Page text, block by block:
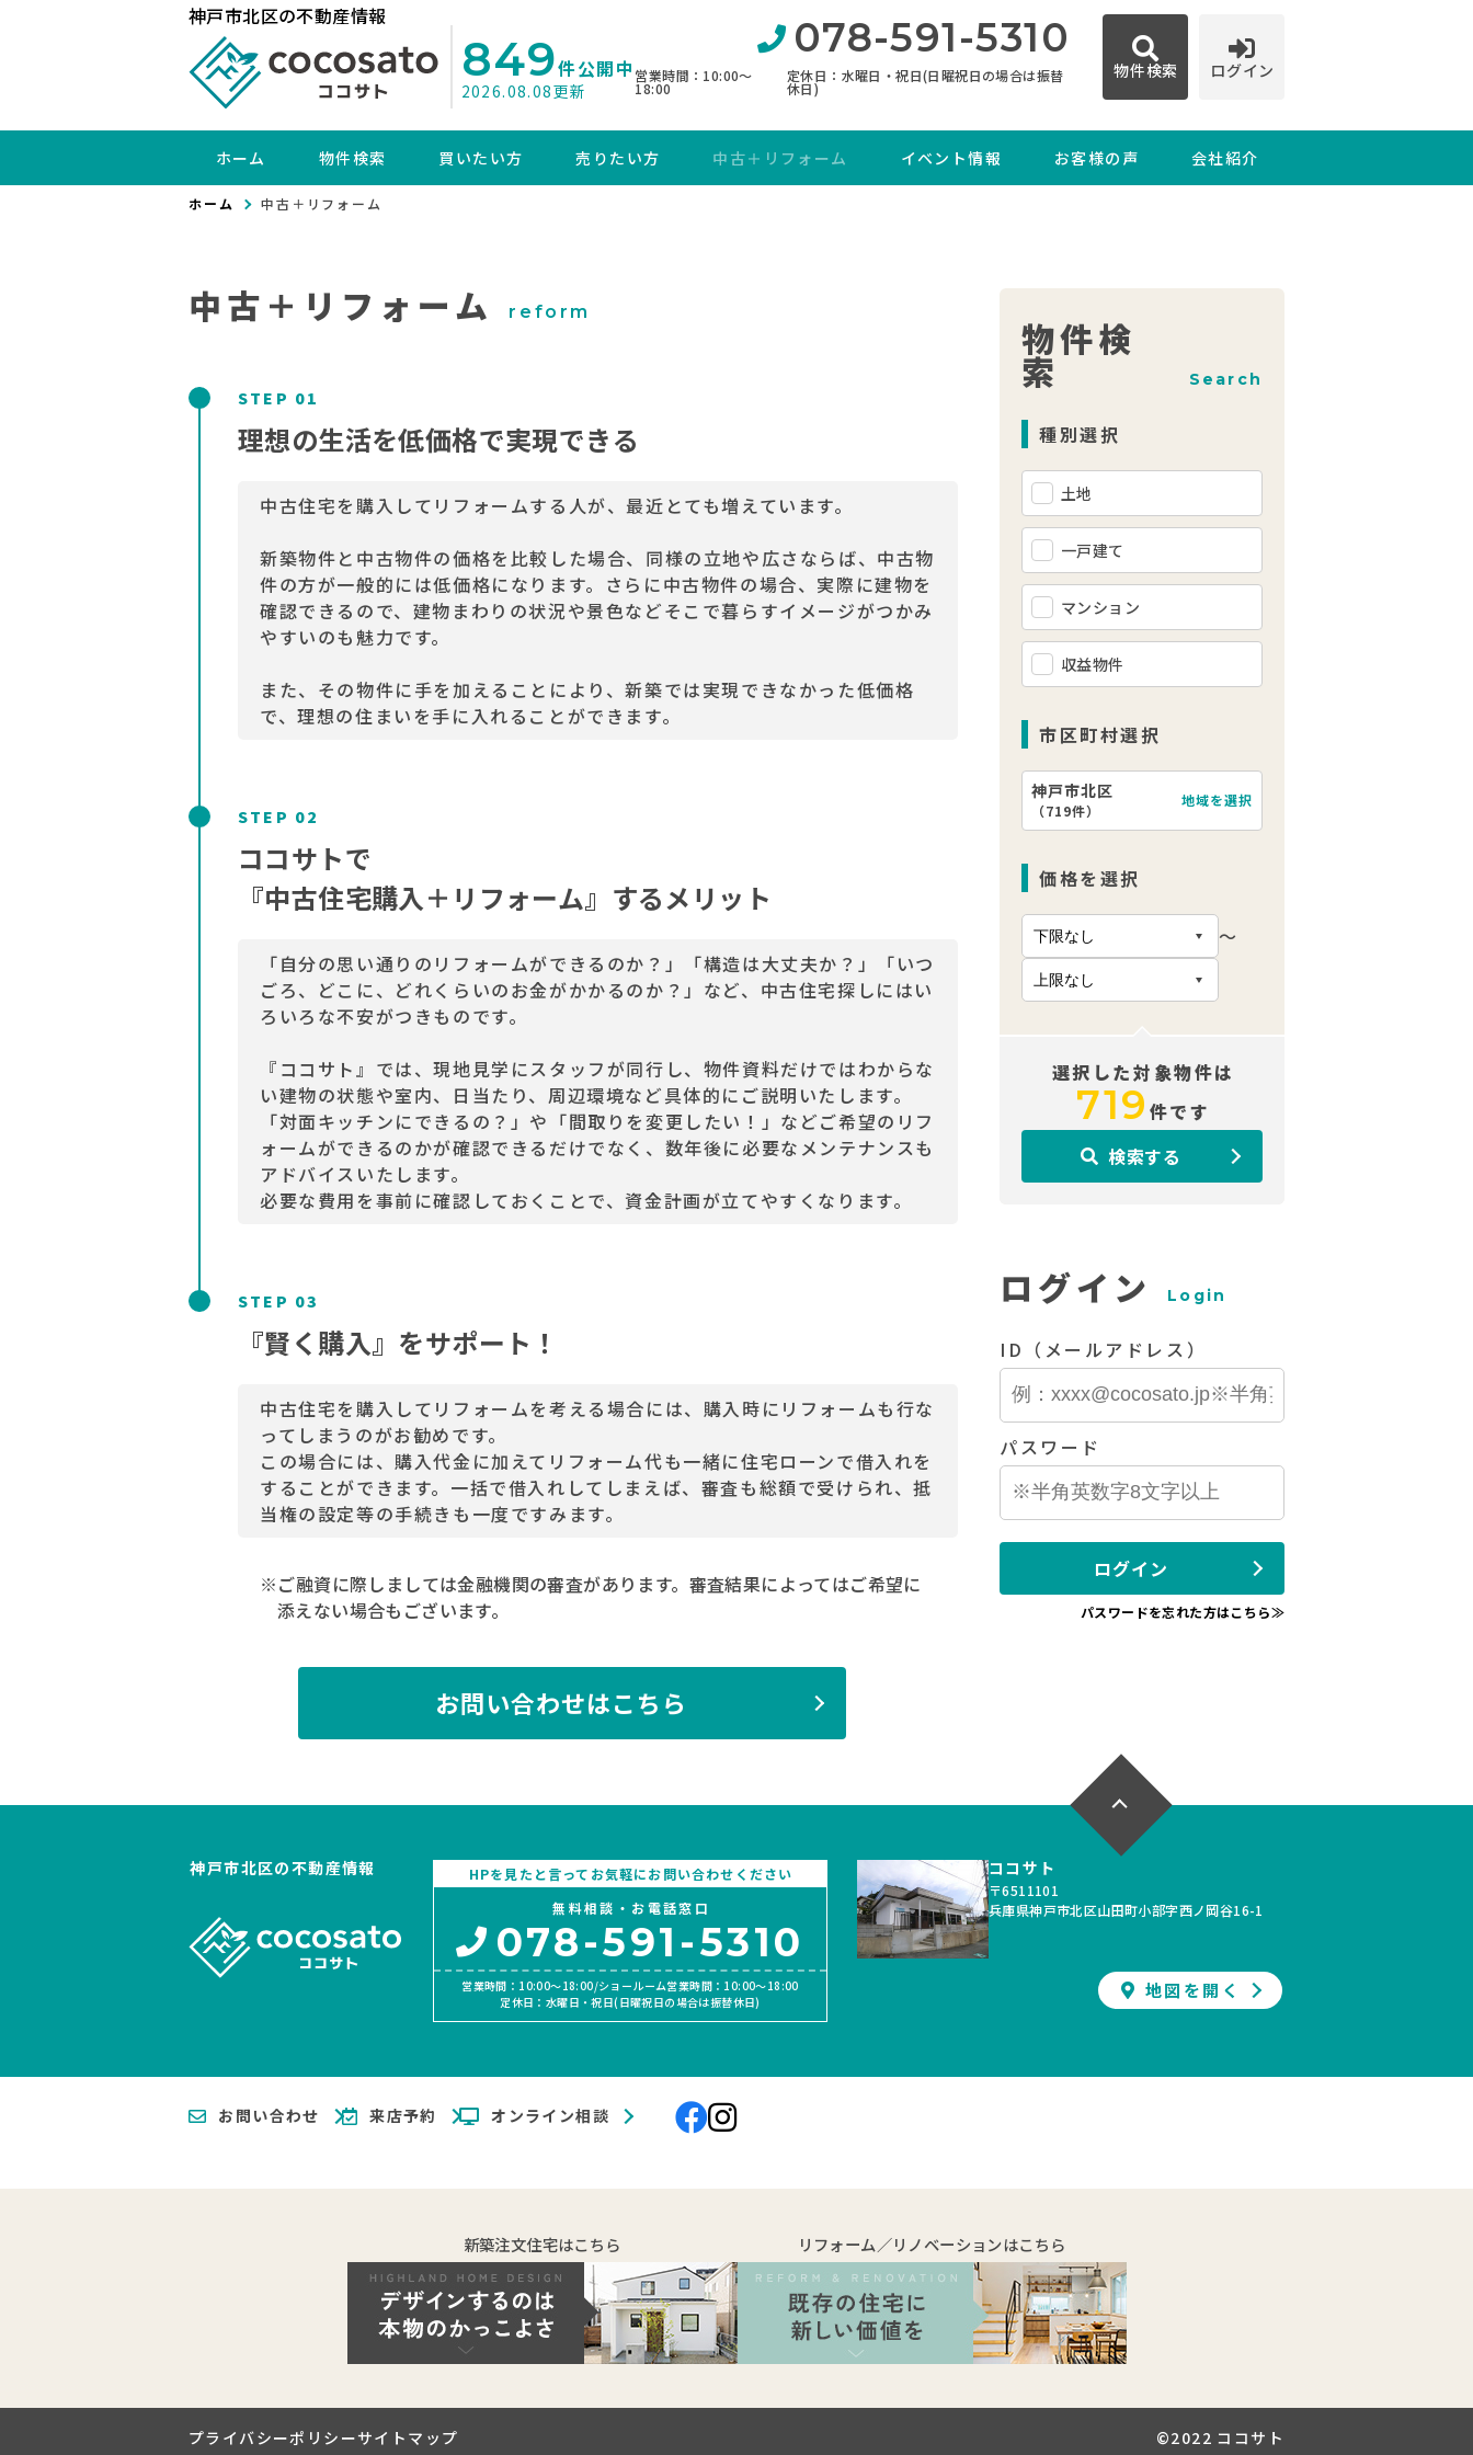
849件公開中
2026.08.08更新
神戸市北区の不動産情報 078-591-5310
営業時間：10:00〜
18:00
定休日：水曜日・祝日(日曜祝日の場合は振替
休日)
物件検索 ログイン
ホーム 物件検索 買いたい方 売りたい方 中古＋リフォーム イベント情報 お客様の声 会社紹介
ホーム 中古＋リフォーム
中古＋リフォーム reform
STEP 01
理想の生活を低価格で実現できる
中古住宅を購入してリフォームする人が、最近とても増えています。
新築物件と中古物件の価格を比較した場合、同様の立地や広さならば、中古物
件の方が一般的には低価格になります。さらに中古物件の場合、実際に建物を
確認できるので、建物まわりの状況や景色などそこで暮らすイメージがつかみ
やすいのも魅力です。
また、その物件に手を加えることにより、新築では実現できなかった低価格
で、理想の住まいを手に入れることができます。
STEP 02
ココサトで
『中古住宅購入＋リフォーム』するメリット
「自分の思い通りのリフォームができるのか？」「構造は大丈夫か？」「いつ
ごろ、どこに、どれくらいのお金がかかるのか？」など、中古住宅探しにはい
ろいろな不安がつきものです。
『ココサト』では、現地見学にスタッフが同行し、物件資料だけではわからな
い建物の状態や室内、日当たり、周辺環境など具体的にご説明いたします。
「対面キッチンにできるの？」や「間取りを変更したい！」などご希望のリフ
ォームができるのかが確認できるだけでなく、数年後に必要なメンテナンスも
アドバイスいたします。
必要な費用を事前に確認しておくことで、資金計画が立てやすくなります。
STEP 03
『賢く購入』をサポート！
中古住宅を購入してリフォームを考える場合には、購入時にリフォームも行な
ってしまうのがお勧めです。
この場合には、購入代金に加えてリフォーム代も一緒に住宅ローンで借入れを
することができます。一括で借入れしてしまえば、審査も総額で受けられ、抵
当権の設定等の手続きも一度ですみます。
※ご融資に際しましては金融機関の審査があります。審査結果によってはご希望に
添えない場合もございます。
お問い合わせはこちら
物件検
索 Search
種別選択
土地
一戸建て
マンション
収益物件
市区町村選択
神戸市北区
（719件）
地域を選択
価格を選択
〜
選択した対象物件は
719 件です
検索する
ログイン Login
ID（メールアドレス）
パスワード
ログイン
パスワードを忘れた方はこちら≫
神戸市北区の不動産情報
HPを見たと言ってお気軽にお問い合わせください
無料相談・お電話窓口
078-591-5310
営業時間：10:00〜18:00/ショールーム営業時間：10:00〜18:00
定休日：水曜日・祝日(日曜祝日の場合は振替休日)
ココサト
〒6511101
兵庫県神戸市北区山田町小部字西ノ岡谷16-1
地図を開く
お問い合わせ 来店予約 オンライン相談
新築注文住宅はこちら リフォーム／リノベーションはこちら
プライバシーポリシーサイトマップ ©2022 ココサト